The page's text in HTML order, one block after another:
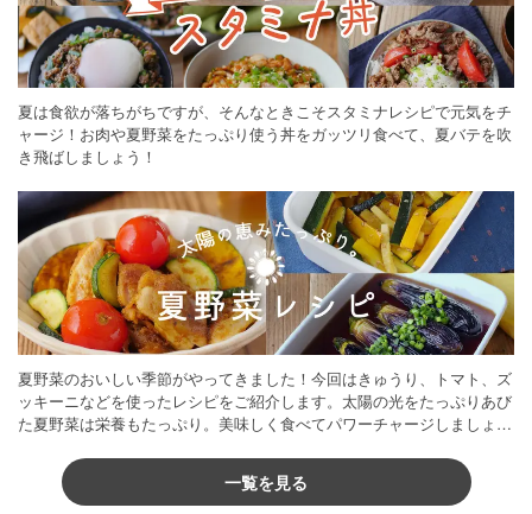
夏は食欲が落ちがちですが、そんなときこそスタミナレシピで元気をチ
ャージ！お肉や夏野菜をたっぷり使う丼をガッツリ食べて、夏バテを吹
き飛ばしましょう！
夏野菜のおいしい季節がやってきました！今回はきゅうり、トマト、ズ
ッキーニなどを使ったレシピをご紹介します。太陽の光をたっぷりあび
た夏野菜は栄養もたっぷり。美味しく食べてパワーチャージしましょう
一覧を見る